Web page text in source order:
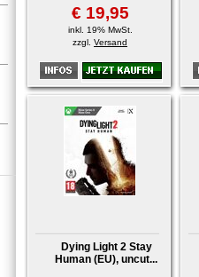
€ 19,95
inkl. 19% MwSt.
zzgl. Versand
Dying Light 2 Stay
Human (EU), uncut...